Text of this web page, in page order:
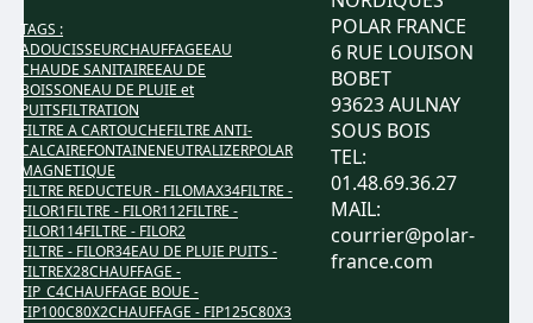
TAGS :
ADOUCISSEURCHAUFFAGEEAU
CHAUDE SANITAIREEAU DE
BOISSONEAU DE PLUIE et
PUITSFILTRATION
FILTRE A CARTOUCHEFILTRE ANTI-
CALCAIREFONTAINENEUTRALIZERPOLAR
MAGNETIQUE
FILTRE REDUCTEUR - FILOMAX34FILTRE -
FILOR1FILTRE - FILOR112FILTRE -
FILOR114FILTRE - FILOR2
FILTRE - FILOR34EAU DE PLUIE PUITS -
FILTREX28CHAUFFAGE -
FIP_C4CHAUFFAGE BOUE -
FIP100C80X2CHAUFFAGE - FIP125C80X3
POLAR FRANCE
6 RUE LOUISON
BOBET
93623 AULNAY
SOUS BOIS
TEL:
01.48.69.36.27
MAIL:
courrier@polar-
france.com